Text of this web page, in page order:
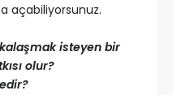
açabiliyorsunuz.
isteyen bir
olur?